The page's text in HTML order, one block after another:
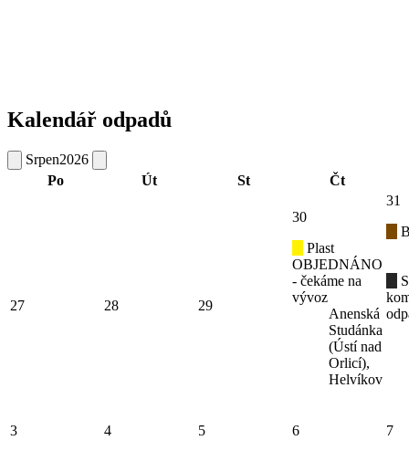
Kalendář odpadů
Srpen2026
Po
Út St Čt
27 28 29
30
Plast
OBJEDNÁNO
- čekáme na
vývoz
Anenská
Studánka
(Ústí nad
Orlicí),
Helvíkov
31
3 4 5 6 7